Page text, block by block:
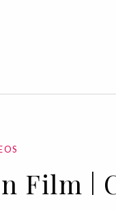
Film |